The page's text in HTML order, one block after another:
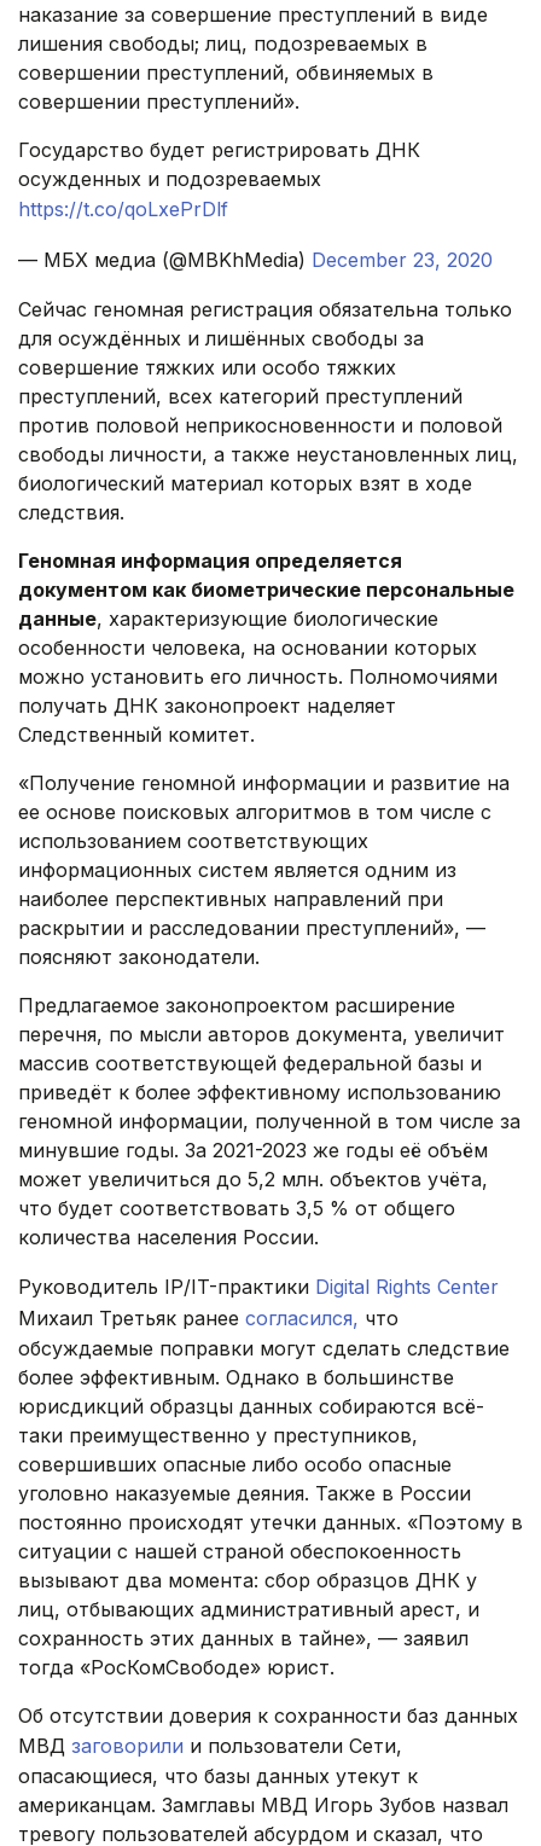
наказание за совершение преступлений в виде
лишения свободы; лиц, подозреваемых в
совершении преступлений, обвиняемых в
совершении преступлений».
Государство будет регистрировать ДНК
осужденных и подозреваемых
https://t.co/qoLxePrDlf
— МБХ медиа (@MBKhMedia) December 23, 2020
Сейчас геномная регистрация обязательна только
для осуждённых и лишённых свободы за
совершение тяжких или особо тяжких
преступлений, всех категорий преступлений
против половой неприкосновенности и половой
свободы личности, а также неустановленных лиц,
биологический материал которых взят в ходе
следствия.
Геномная информация определяется
документом как биометрические персональные
данные, характеризующие биологические
особенности человека, на основании которых
можно установить его личность. Полномочиями
получать ДНК законопроект наделяет
Следственный комитет.
«Получение геномной информации и развитие на
ее основе поисковых алгоритмов в том числе с
использованием соответствующих
информационных систем является одним из
наиболее перспективных направлений при
раскрытии и расследовании преступлений», —
поясняют законодатели.
Предлагаемое законопроектом расширение
перечня, по мысли авторов документа, увеличит
массив соответствующей федеральной базы и
приведёт к более эффективному использованию
геномной информации, полученной в том числе за
минувшие годы. За 2021-2023 же годы её объём
может увеличиться до 5,2 млн. объектов учёта,
что будет соответствовать 3,5 % от общего
количества населения России.
Руководитель IP/IT-практики Digital Rights Center
Михаил Третьяк ранее согласился, что
обсуждаемые поправки могут сделать следствие
более эффективным. Однако в большинстве
юрисдикций образцы данных собираются всё-
таки преимущественно у преступников,
совершивших опасные либо особо опасные
уголовно наказуемые деяния. Также в России
постоянно происходят утечки данных. «Поэтому в
ситуации с нашей страной обеспокоенность
вызывают два момента: сбор образцов ДНК у
лиц, отбывающих административный арест, и
сохранность этих данных в тайне», — заявил
тогда «РосКомСвободе» юрист.
Об отсутствии доверия к сохранности баз данных
МВД заговорили и пользователи Сети,
опасающиеся, что базы данных утекут к
американцам. Замглавы МВД Игорь Зубов назвал
тревогу пользователей абсурдом и сказал, что